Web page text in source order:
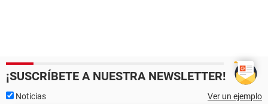
¡SUSCRÍBETE A NUESTRA NEWSLETTER!
Noticias Ver un ejemplo